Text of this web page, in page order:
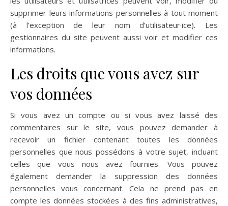
supprimer leurs informations personnelles à tout moment
(à l’exception de leur nom d’utilisateur·ice). Les
gestionnaires du site peuvent aussi voir et modifier ces
informations.
Les droits que vous avez sur
vos données
Si vous avez un compte ou si vous avez laissé des
commentaires sur le site, vous pouvez demander à
recevoir un fichier contenant toutes les données
personnelles que nous possédons à votre sujet, incluant
celles que vous nous avez fournies. Vous pouvez
également demander la suppression des données
personnelles vous concernant. Cela ne prend pas en
compte les données stockées à des fins administratives,